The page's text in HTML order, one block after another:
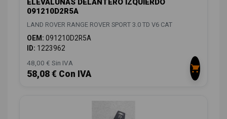
ELEVALUNAS DELANTERO IZQUIERDO
091210D2R5A
LAND ROVER RANGE ROVER SPORT 3.0 TD V6 CAT
OEM: 091210D2R5A
ID: 1223962
48,00 € Sin IVA
58,08 € Con IVA